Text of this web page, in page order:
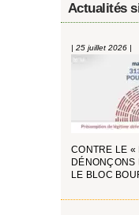
Actualités
| 25 juillet 2026 |
CONTRE LE «
DÉNONÇONS
LE BLOC